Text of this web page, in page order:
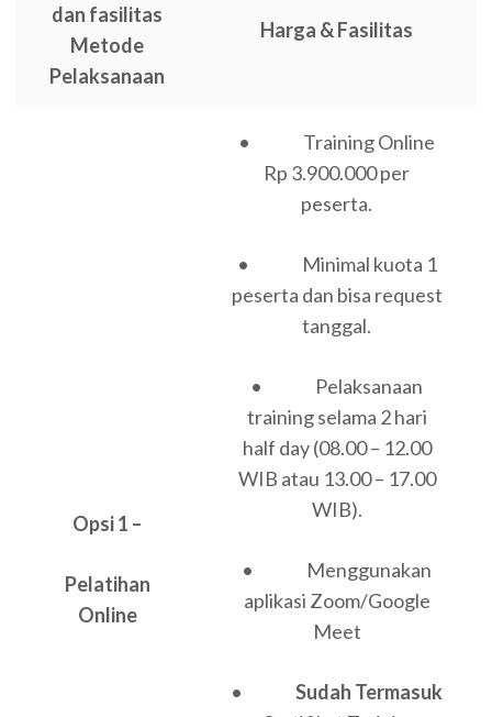
dan fasilitas
Metode
Pelaksanaan
Harga & Fasilitas
Opsi 1 –
Pelatihan
Online
• Training Online
Rp 3.900.000 per
peserta.
• Minimal kuota 1
peserta dan bisa request
tanggal.
• Pelaksanaan
training selama 2 hari
half day (08.00 – 12.00
WIB atau 13.00 – 17.00
WIB).
• Menggunakan
aplikasi Zoom/Google
Meet
• Sudah Termasuk